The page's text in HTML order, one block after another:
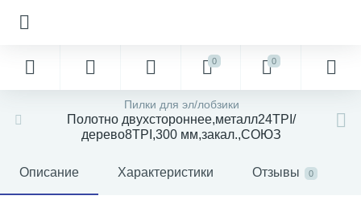
0 0
Пилки для эл/лобзики
Полотно двухстороннее,металл24TPI/
дерево8TPI,300 мм,закал.,СОЮЗ
Описание Характеристики Отзывы 0